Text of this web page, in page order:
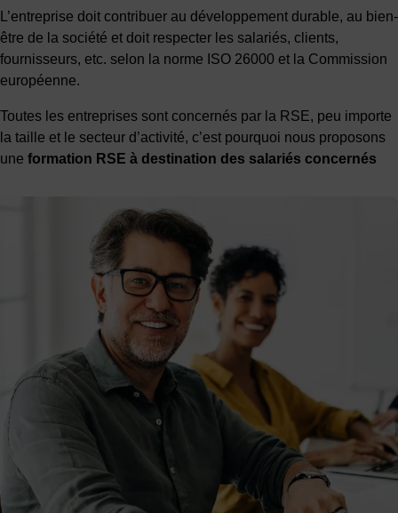
L’entreprise doit contribuer au développement durable, au bien-
être de la société et doit respecter les salariés, clients,
fournisseurs, etc. selon la norme ISO 26000 et la Commission
européenne.
Toutes les entreprises sont concernés par la RSE, peu importe
la taille et le secteur d’activité, c’est pourquoi nous proposons
une formation RSE à destination des salariés concernés